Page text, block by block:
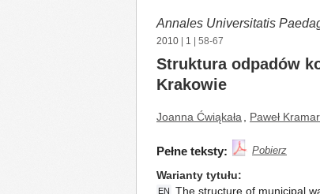
Annales Universitatis
2010 1 | 58-67
Struktura odpadów
Krakowie
Joanna Ćwiąkała Paweł
Pełne teksty: Pobierz
Warianty tytułu
EN
The structure of municipal